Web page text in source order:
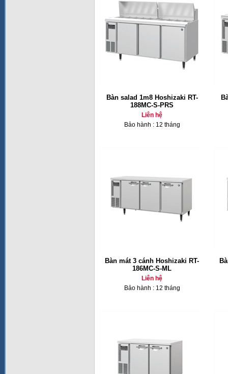
Bàn salad 1m8 Hoshizaki RT-
188MC-S-PRS
Liên hệ
Bảo hành : 12 tháng
Bàn mát 3 cánh Hoshizaki RT-
186MC-S-ML
Liên hệ
Bảo hành : 12 tháng